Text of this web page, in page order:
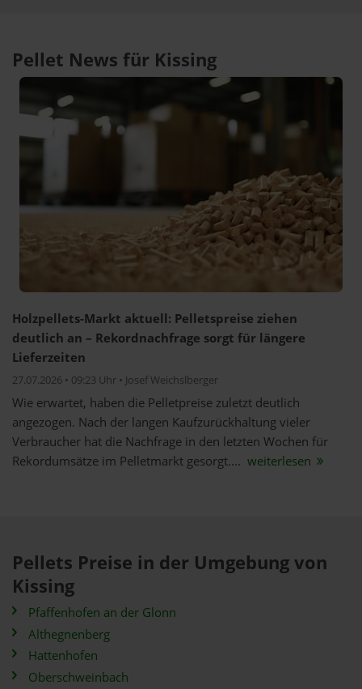
Pellet News für Kissing
Holzpellets-Markt aktuell: Pelletspreise ziehen
deutlich an – Rekordnachfrage sorgt für längere
Lieferzeiten
27.07.2026 • 09:23 Uhr • Josef Weichslberger
Wie erwartet, haben die Pelletpreise zuletzt deutlich
angezogen. Nach der langen Kaufzurückhaltung vieler
Verbraucher hat die Nachfrage in den letzten Wochen für
Rekordumsätze im Pelletmarkt gesorgt.... weiterlesen
Pellets Preise in der Umgebung von
Kissing
Pfaffenhofen an der Glonn
Althegnenberg
Hattenhofen
Oberschweinbach